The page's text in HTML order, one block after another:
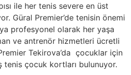
ile her tenis severe en üst
Güral Premier’de tenisin önemi
profesyonel olarak her yaşa
ve antrenör hizmetleri ücretli
Tekirova’da çocuklar için
tenis çocuk kortları bulunuyor.